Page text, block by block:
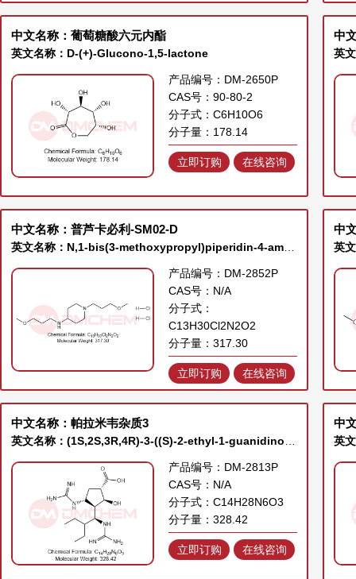
中文名称：葡萄糖酸六元内酯
英文名称：D-(+)-Glucono-1,5-lactone
产品编号：DM-2650P
CAS号：90-80-2
分子式：C6H10O6
分子量：178.14
立即订购 在线咨询
中
中文名称：普芦卡必利-SM02-D
英文名称：N,1-bis(3-methoxypropyl)piperidin-4-amine dihydrochloride
产品编号：DM-2852P
CAS号：N/A
分子式：
C13H30Cl2N2O2
分子量：317.30
立即订购 在线咨询
中
中文名称：帕拉米韦杂质3
英文名称：(1S,2S,3R,4R)-3-((S)-2-ethyl-1-guanidinobutyl)-4-guanidino-2-hydroxycyclopentane-1-carboxylic acid
产品编号：DM-2813P
CAS号：N/A
分子式：C14H28N6O3
分子量：328.42
立即订购 在线咨询
中